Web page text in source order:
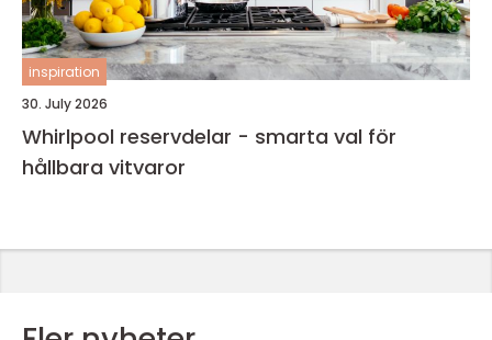
inspiration
30. July 2026
Whirlpool reservdelar - smarta val för
hållbara vitvaror